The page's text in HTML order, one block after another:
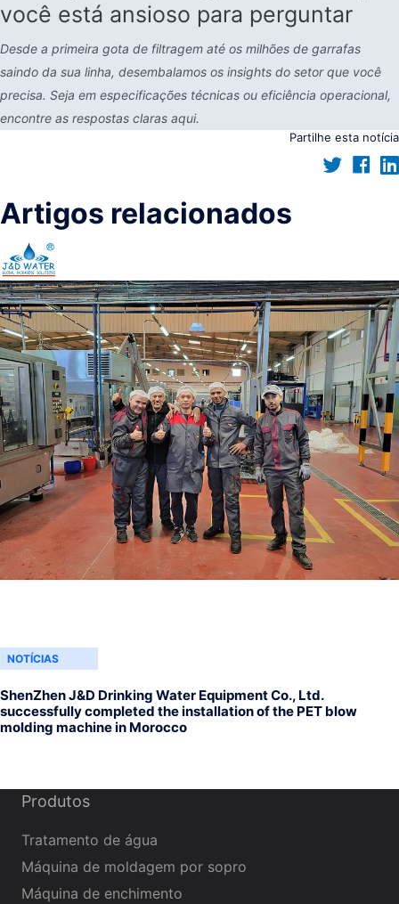
você está ansioso para perguntar
Desde a primeira gota de filtragem até os milhões de garrafas
saindo da sua linha, desembalamos os insights do setor que você
precisa. Seja em especificações técnicas ou eficiência operacional,
encontre as respostas claras aqui.
Partilhe esta notícia
Artigos relacionados
NOTÍCIAS
ShenZhen J&D Drinking Water Equipment Co., Ltd.
successfully completed the installation of the PET blow
molding machine in Morocco
Produtos
Tratamento de água
Máquina de moldagem por sopro
Máquina de enchimento